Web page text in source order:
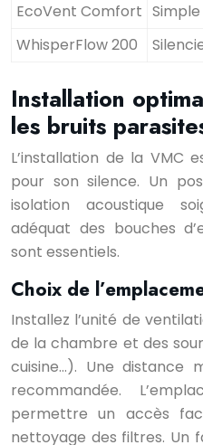
EcoVent Comfort
WhisperFlow 200
Installation
les bruits
L’installation de la VMC
pour son silence. Un
isolation acoustique
adéquat des bouches
sont essentiels.
Choix de
Installez l’unité de
de la chambre et des
cuisine…). Une distance
recommandée.
permettre un accès
nettoyage des filtres. Un